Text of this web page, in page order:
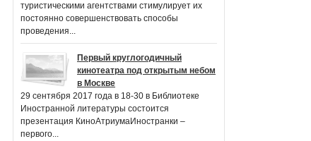
туристическими агентствами стимулирует их
постоянно совершенствовать способы
проведения...
Первый круглогодичный
кинотеатра под открытым небом
в Москве
29 сентября 2017 года в 18-30 в Библиотеке
Иностранной литературы состоится
презентация КиноАтриумаИностранки –
первого...